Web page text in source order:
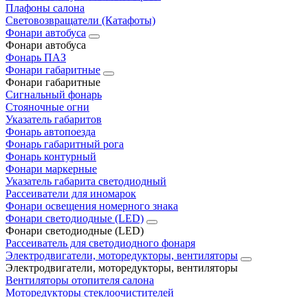
Плафоны салона
Световозвращатели (Катафоты)
Фонари автобуса
Фонари автобуса
Фонарь ПАЗ
Фонари габаритные
Фонари габаритные
Сигнальный фонарь
Стояночные огни
Указатель габаритов
Фонарь автопоезда
Фонарь габаритный рога
Фонарь контурный
Фонари маркерные
Указатель габарита светодиодный
Рассеиватели для иномарок
Фонари освещения номерного знака
Фонари светодиодные (LED)
Фонари светодиодные (LED)
Рассеиватель для светодиодного фонаря
Электродвигатели, моторедукторы, вентиляторы
Электродвигатели, моторедукторы, вентиляторы
Вентиляторы отопителя салона
Моторедукторы стеклоочистителей